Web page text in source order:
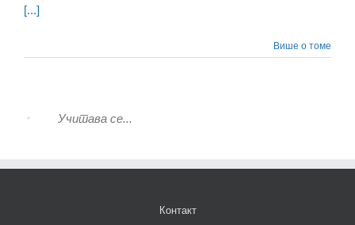
[...]
Више о томе
Учитава се...
Контакт